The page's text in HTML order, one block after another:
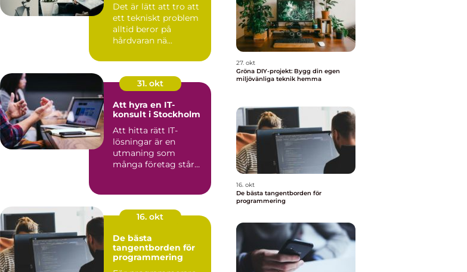
Det är lätt att tro att
ett tekniskt problem
alltid beror på
hårdvaran nä...
31. okt
Att hyra en IT-
konsult i Stockholm
Att hitta rätt IT-
lösningar är en
utmaning som
många företag står
16. okt
De bästa
tangentborden för
programmering
27. okt
Gröna DIY-projekt: Bygg din egen
miljövänliga teknik hemma
16. okt
De bästa tangentborden för
programmering